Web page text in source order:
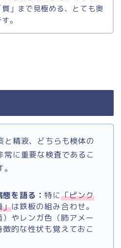
」まで見極める、とても奥
。
と精液、どちらも検体の
常に重要な検査であるこ
を語る： 特に「ピンク
」は鉄板の組み合わせ。
やレンガ色（肺アメー
的な性状も覚えておこ